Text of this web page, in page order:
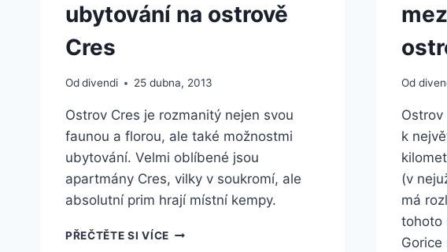
ubytování na ostrově
Cres
Oddivendi 25 dubna, 2013
Ostrov Cres je rozmanitý nejen svou
faunou a florou, ale také možnostmi
ubytování. Velmi oblíbené jsou
apartmány Cres, vilky v soukromí, ale
absolutní prim hrají místní kempy.
PŘEČTĚTE SI VÍCE5
Od
Ostrov
k
(v
má
tohoto